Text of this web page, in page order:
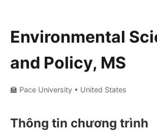
Environmental
and Policy, MS
🏫 Pace University • United States
Thông tin chương trình